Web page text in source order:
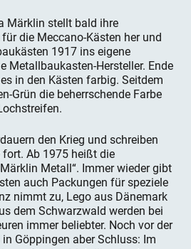
Märklin stellt bald ihre
die Meccano-Kästen her und
1917 ins eigene
Metallbaukasten-Hersteller. Ende
in den Kästen farbig. Seitdem
Grün die beherrschende Farbe
den Krieg und schreiben
Ab 1975 heißt die
Metall“. Immer wieder gibt
auch Packungen für speziele
nimmt zu, Lego aus Dänemark
dem Schwarzwald werden bei
immer beliebter. Noch vor der
Göppingen aber Schluss: Im